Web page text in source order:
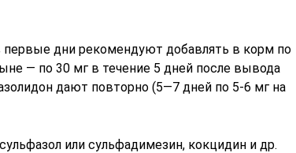
дни рекомендуют добавлять в корм по
— по 30 мг в течение 5 дней после вывода
дают повторно (5—7 дней по 5-6 мг на
или сульфадимезин, кокцидин и др.